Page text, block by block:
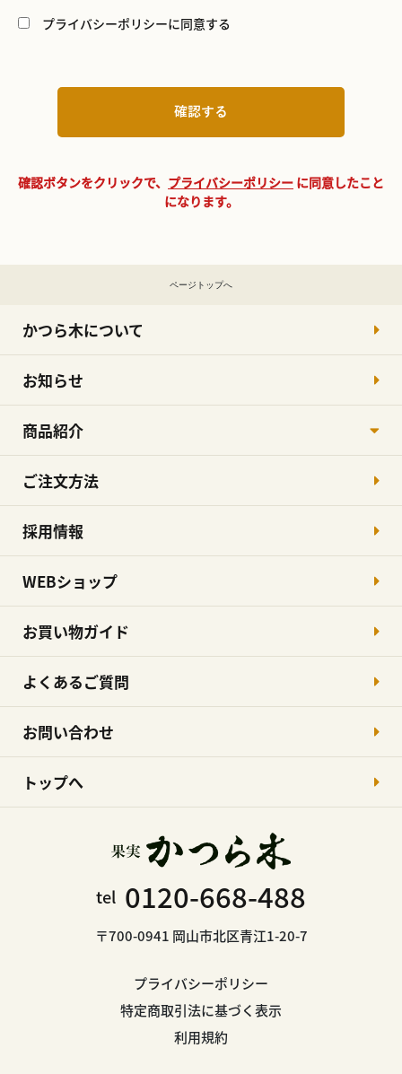
プライバシーポリシーに同意する
確認ボタンをクリックで、 プライバシーポリシー に同意したこと
になります。
ページトップへ
かつら木について
お知らせ
商品紹介
ご注文方法
採用情報
WEBショップ
お買い物ガイド
よくあるご質問
お問い合わせ
トップへ
tel 0120-668-488
〒700-0941 岡山市北区青江1-20-7
プライバシーポリシー
特定商取引法に基づく表示
利用規約